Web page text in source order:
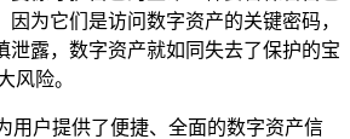
因为它们是访问数字资产的关键密码，
泄露，数字资产就如同失去了保护的宝
风险。
用户提供了便捷、全面的数字资产信